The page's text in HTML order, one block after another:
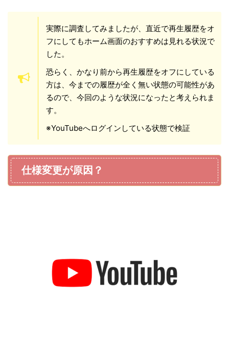
実際に調査してみましたが、直近で再生履歴をオ
フにしてもホーム画面のおすすめは見れる状況で
した。
恐らく、かなり前から再生履歴をオフにしている
方は、今までの履歴が全く無い状態の可能性があ
るので、今回のような状況になったと考えられま
す。
※YouTubeへログインしている状態で検証
仕様変更が原因？